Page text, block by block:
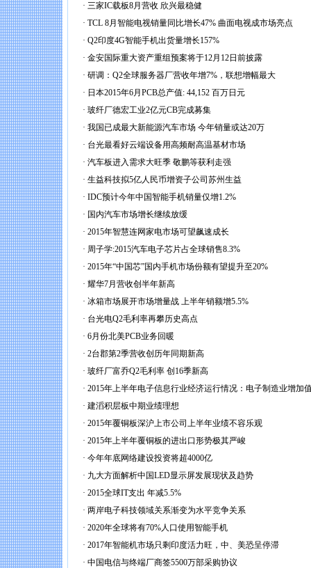
· 三家IC载板8月营收 欣兴最稳健
· TCL 8月智能电视销量同比增长47% 曲面电视成市场亮点
· Q2印度4G智能手机出货量增长157%
· 金安国际重大资产重组预案将于12月12日前披露
· 研调：Q2全球服务器厂营收年增7%，联想增幅最大
· 日本2015年6月PCB总产值: 44,152 百万日元
· 玻纤厂德宏工业2亿元CB完成募集
· 我国已成最大新能源汽车市场 今年销量或达20万
· 台光最看好云端设备用高频耐高温基材市场
· 汽车板进入需求大旺季 敬鹏等获利走强
· 生益科技拟5亿人民币增资子公司苏州生益
· IDC预计今年中国智能手机销量仅增1.2%
· 国内汽车市场增长继续放缓
· 2015年智慧连网家电市场可望飙速成长
· 周子学:2015汽车电子芯片占全球销售8.3%
· 2015年“中国芯”国内手机市场份额有望提升至20%
· 耀华7月营收创半年新高
· 冰箱市场展开市场增量战 上半年销额增5.5%
· 台光电Q2毛利率再攀历史高点
· 6月份北美PCB业务回暖
· 2台郡第2季营收创历年同期新高
· 玻纤厂富乔Q2毛利率 创16季新高
· 2015年上半年电子信息行业经济运行情况：电子制造业增加
· 建滔积层板中期业绩理想
· 2015年覆铜板深沪上市公司上半年业绩不容乐观
· 2015年上半年覆铜板的进出口形势极其严峻
· 今年年底网络建设投资将超4000亿
· 九大方面解析中国LED显示屏发展现状及趋势
· 2015全球IT支出 年减5.5%
· 两岸电子科技领域关系渐变为水平竞争关系
· 2020年全球将有70%人口使用智能手机
· 2017年智能机市场只剩印度活力旺，中、美恐呈停滞
· 中国电信与终端厂商签5500万部采购协议